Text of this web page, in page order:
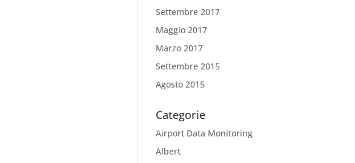
Settembre 2017
Maggio 2017
Marzo 2017
Settembre 2015
Agosto 2015
Categorie
Airport Data Monitoring
Albert